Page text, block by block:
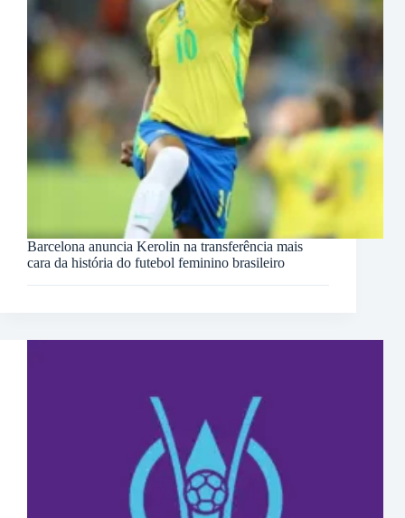
Barcelona anuncia Kerolin na transferência mais
cara da história do futebol feminino brasileiro